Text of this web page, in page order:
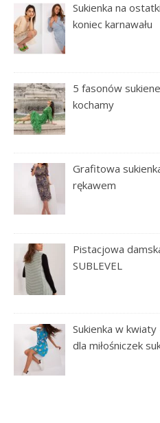
Sukienka na
koniec karnawału
5 fasonów
kochamy
Grafitowa
rękawem
Pistacjowa
SUBLEVEL
Sukienka w
dla miłośniczek